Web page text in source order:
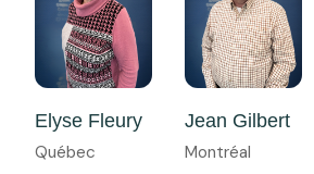
Elyse Fleury
Québec
Jean Gilbert
Montréal